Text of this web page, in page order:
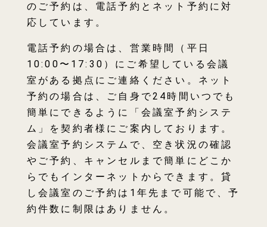
のご予約は、電話予約とネット予約に対
応しています。
電話予約の場合は、営業時間（平日
10:00〜17:30）にご希望している会議
室がある拠点にご連絡ください。ネット
予約の場合は、ご自身で24時間いつでも
簡単にできるように「会議室予約システ
ム」を契約者様にご案内しております。
会議室予約システムで、空き状況の確認
やご予約、キャンセルまで簡単にどこか
らでもインターネットからできます。貸
し会議室のご予約は1年先まで可能で、予
約件数に制限はありません。